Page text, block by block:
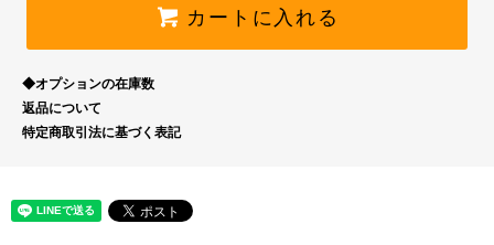
カートに入れる
◆オプションの在庫数
返品について
特定商取引法に基づく表記